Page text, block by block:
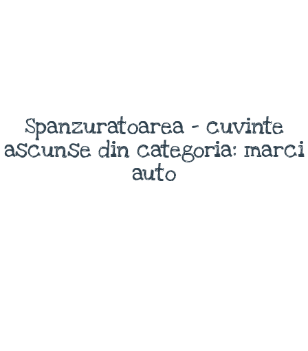
Spanzuratoarea - cuvinte
ascunse din categoria: marci
auto